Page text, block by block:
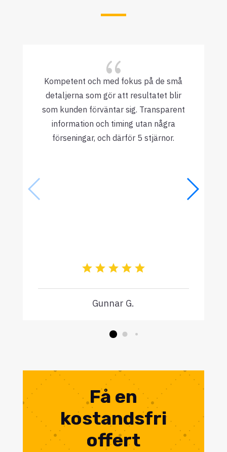
{
Kompetent och med fokus på de små
detaljerna som gör att resultatet blir
som kunden förväntar sig. Transparent
information och timing utan några
förseningar, och därför 5 stjärnor.
Gunnar G.
Få en
kostandsfri
offert